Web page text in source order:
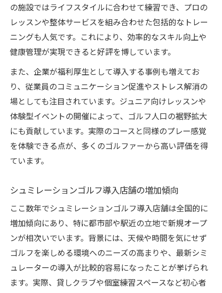
ゴルフボールやセンサー精度の最新事情
未来志向のゴルファーに役立つ最新ニュース
シュミレーションゴルフで広がる練習環境
未来ゴルファー注目のシミュレーション動
向
アプリやAI技術のニュースを徹底解説
シミュレーションゴルフ活用で実現する理
想
最新シミュレーションゴルフの実用性を検
の施設ではライフスタイルに合わせて練習でき、プロの
レッスンや整体サービスを組み合わせた包括的なトレー
ニングも人気です。これにより、効率的なスキル向上や
健康管理が実現できると好評を博しています。
また、企業が福利厚生として導入する事例も増えてお
り、従業員のコミュニケーション促進やストレス解消の
場としても注目されています。ジュニア向けレッスンや
体験型イベントの開催によって、ゴルフ人口の裾野拡大
にも貢献しています。実際のコースと同様のプレー感覚
を体験できる点が、多くのゴルファーから高い評価を得
ています。
シュミレーションゴルフ導入店舗の増加傾向
ここ数年でシュミレーションゴルフ導入店舗は全国的に
増加傾向にあり、特に都市部や駅近の立地で新規オープ
ンが相次いでいます。背景には、天候や時間を気にせず
ゴルフを楽しめる環境へのニーズの高まりや、最新シミ
ュレーターの導入が比較的容易になったことが挙げられ
ます。実際、貸しクラブや個室練習スペースなど初心者